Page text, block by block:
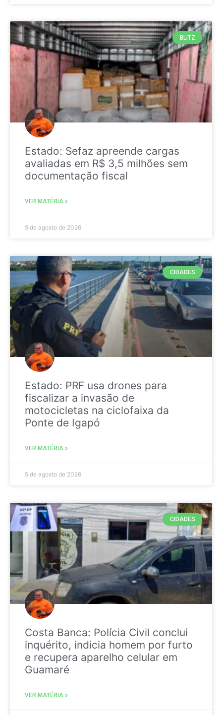
BLITZ
Estado: Sefaz apreende cargas
avaliadas em R$ 3,5 milhões sem
documentação fiscal
VER MATÉRIA »
5 de agosto de 2026
CIDADES
Estado: PRF usa drones para
fiscalizar a invasão de
motocicletas na ciclofaixa da
Ponte de Igapó
VER MATÉRIA »
5 de agosto de 2026
CIDADES
Costa Banca: Polícia Civil conclui
inquérito, indicia homem por furto
e recupera aparelho celular em
Guamaré
VER MATÉRIA »